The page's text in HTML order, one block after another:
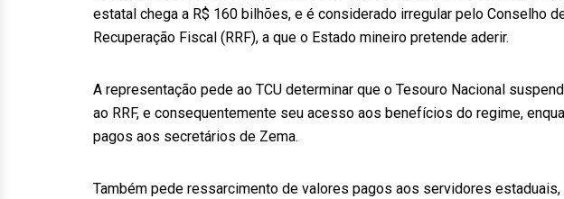
estatal chega a R$ 160 bilhões, e é considerado irregular pelo Conselho
Recuperação Fiscal (RRF), a que o Estado mineiro pretende aderir.
A representação pede ao TCU determinar que o Tesouro Nacional
ao RRF, e consequentemente seu acesso aos benefícios do regime,
pagos aos secretários de Zema.
Também pede ressarcimento de valores pagos aos servidores